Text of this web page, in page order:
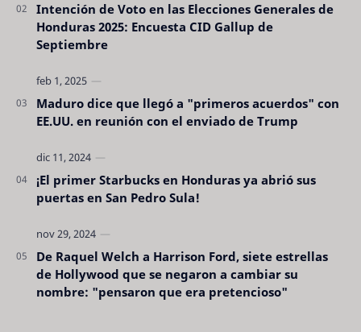
Intención de Voto en las Elecciones Generales de
Honduras 2025: Encuesta CID Gallup de
Septiembre
Maduro dice que llegó a "primeros acuerdos" con
EE.UU. en reunión con el enviado de Trump
¡El primer Starbucks en Honduras ya abrió sus
puertas en San Pedro Sula!
De Raquel Welch a Harrison Ford, siete estrellas
de Hollywood que se negaron a cambiar su
nombre: "pensaron que era pretencioso"